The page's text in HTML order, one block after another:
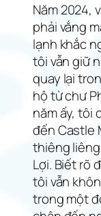
Năm 2024,
phải vắng
lạnh khắc
tôi vẫn giữ
quay lại
hộ từ chư
năm ấy, tôi
đến Castle
thiêng
Lợi. Biết rõ
tôi vẫn
trong một